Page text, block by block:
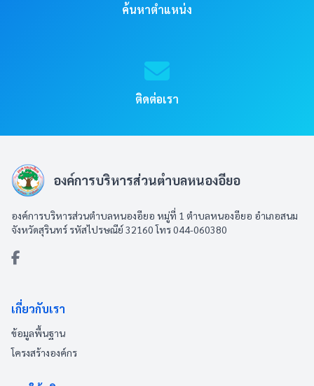
ค้นหาตำแหน่ง
ติดต่อเรา
องค์การบริหารส่วนตำบลหนองอียอ
องค์การบริหารส่วนตำบลหนองอียอ หมู่ที่ 1 ตำบลหนองอียอ อำเภอสนม
จังหวัดสุรินทร์ รหัสไปรษณีย์ 32160 โทร 044-060380
เกี่ยวกับเรา
ข้อมูลพื้นฐาน
โครงสร้างองค์กร